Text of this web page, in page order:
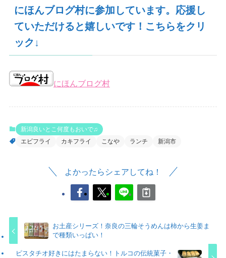
にほんブログ村に参加しています。応援し
ていただけると嬉しいです！こちらをクリ
ック↓
にほんブログ村
新潟良いとこ何度もおいで♫
エビフライ
カキフライ こなや ランチ 新潟市
よかったらシェアしてね！
お土産シリーズ！奈良の三輪そうめんは柿から生姜ま
で種類いっぱい！
ピスタチオ好きにはたまらない！トルコの伝統菓子・